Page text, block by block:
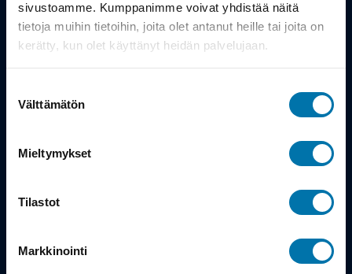
sivustoamme. Kumppanimme voivat yhdistää näitä
tietoja muihin tietoihin, joita olet antanut heille tai joita on
kerätty, kun olet käyttänyt heidän palvelujaan.
valinta
Välttämätön
Mieltymykset
Tilastot
Markkinointi
Toimitus